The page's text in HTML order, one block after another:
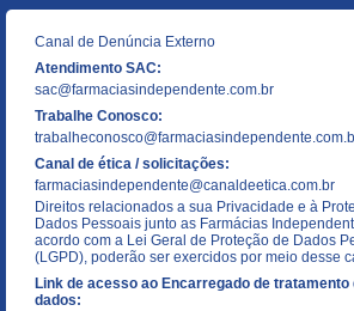
Canal de Denúncia Externo
Atendimento SAC:
sac@farmaciasindependente.com.br
Trabalhe Conosco:
Canal de ética / solicitações:
farmaciasindependente@canaldeetica.com.br
Direitos relacionados a sua Privacidade e à
Dados Pessoais junto as Farmácias
acordo com a Lei Geral de Proteção de Dados
(LGPD), poderão ser exercidos por meio desse
Link de acesso ao Encarregado de tratamento
dados: